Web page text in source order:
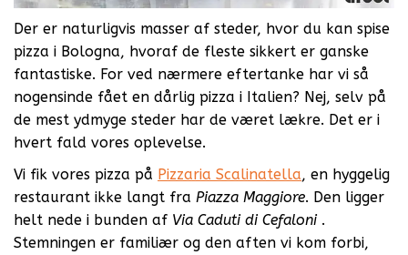
Der er naturligvis masser af steder, hvor du kan spise
pizza i Bologna, hvoraf de fleste sikkert er ganske
fantastiske. For ved nærmere eftertanke har vi så
nogensinde fået en dårlig pizza i Italien? Nej, selv på
de mest ydmyge steder har de været lækre. Det er i
hvert fald vores oplevelse.
Vi fik vores pizza på Pizzaria Scalinatella, en hyggelig
restaurant ikke langt fra Piazza Maggiore. Den ligger
helt nede i bunden af Via Caduti di Cefaloni .
Stemningen er familiær og den aften vi kom forbi,